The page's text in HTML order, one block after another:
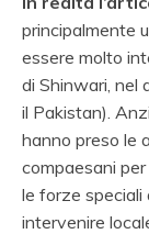
principalmente
essere molto
di Shinwari, nel
il Pakistan).
hanno preso le
compaesani
le forze speciali
intervenire